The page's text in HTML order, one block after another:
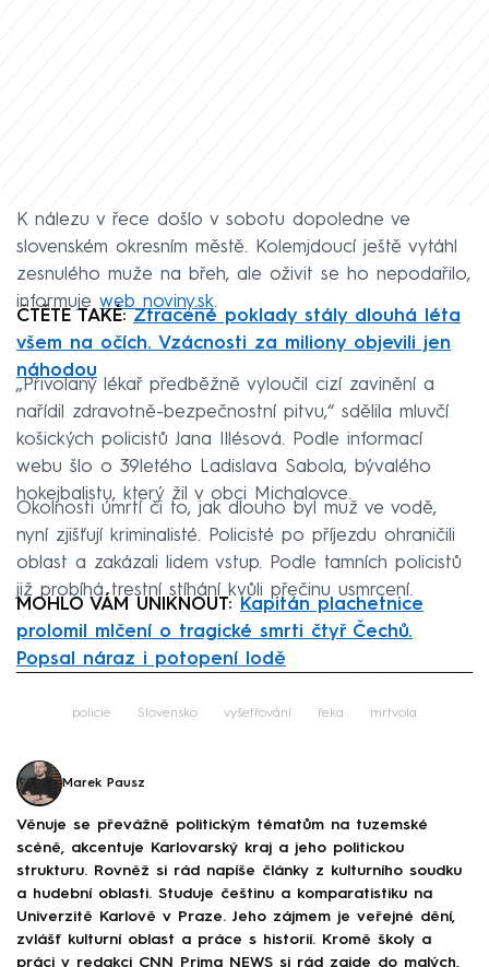
K nálezu v řece došlo v sobotu dopoledne ve
slovenském okresním městě. Kolemjdoucí ještě vytáhl
zesnulého muže na břeh, ale oživit se ho nepodařilo,
informuje web noviny.sk.
ČTĚTE TAKÉ: Ztracené poklady stály dlouhá léta
všem na očích. Vzácnosti za miliony objevili jen
náhodou
„Přivolaný lékař předběžně vyloučil cizí zavinění a
nařídil zdravotně-bezpečnostní pitvu,“ sdělila mluvčí
košických policistů Jana Illésová. Podle informací
webu šlo o 39letého Ladislava Sabola, bývalého
hokejbalistu, který žil v obci Michalovce.
Okolnosti úmrtí či to, jak dlouho byl muž ve vodě,
nyní zjišťují kriminalisté. Policisté po příjezdu ohraničili
oblast a zakázali lidem vstup. Podle tamních policistů
již probíhá trestní stíhání kvůli přečinu usmrcení.
MOHLO VÁM UNIKNOUT:
Kapitán plachetnice
prolomil mlčení o tragické smrti čtyř Čechů.
Popsal náraz i potopení lodě
policie Slovensko vyšetřování řeka mrtvola
Marek Pausz
Věnuje se převážně politickým tématům na tuzemské
scéně, akcentuje Karlovarský kraj a jeho politickou
strukturu. Rovněž si rád napíše články z kulturního soudku
a hudební oblasti. Studuje češtinu a komparatistiku na
Univerzitě Karlově v Praze. Jeho zájmem je veřejné dění,
zvlášť kulturní oblast a práce s historií. Kromě školy a
práci v redakci CNN Prima NEWS si rád zajde do malých,